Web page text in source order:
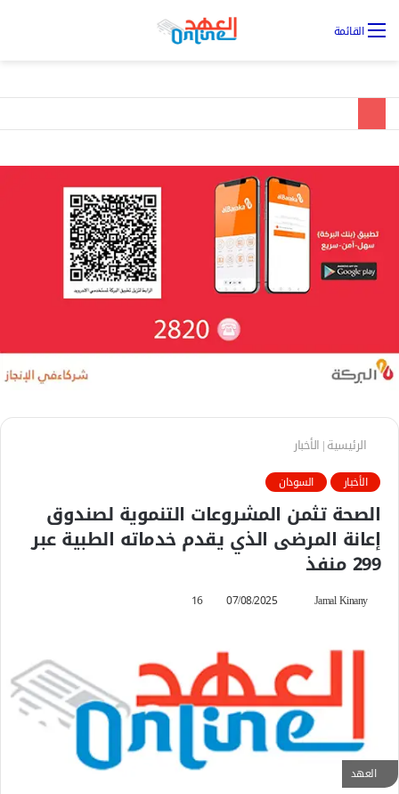
القائمة
الرئيسية| الأخبار
الأخبار السودان
الصحة تثمن المشروعات التنموية لصندوق
إعانة المرضى الذي يقدم خدماته الطبية عبر
299 منفذ
Jamal Kinany
ل
ر
ي
د
07/08/2025
16
العهد